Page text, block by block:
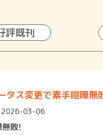
評既刊
タス変更で素手喧嘩無
2026-03-06
敗!